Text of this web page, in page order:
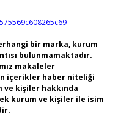
bir marka, kurum
bulunmamaktadır.
makaleler
içerikler haber niteliği
ve kişiler hakkında
kurum ve kişiler ile isim